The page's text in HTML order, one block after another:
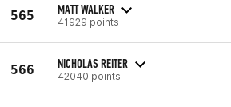
565 MATT WALKER
41929 points
566 NICHOLAS REITER
42040 points